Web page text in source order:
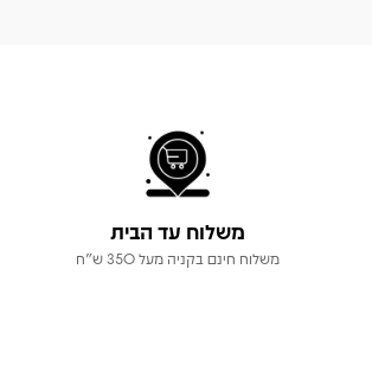
משלוח עד הבית
משלוח חינם בקניה מעל 350 ש"ח